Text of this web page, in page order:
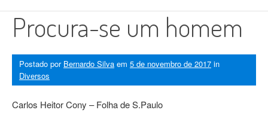
Procura-se um homem
Postado por Bernardo Silva em 5 de novembro de 2017 in
Diversos
Carlos Heitor Cony – Folha de S.Paulo